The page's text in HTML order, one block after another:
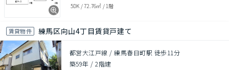
5DK /72.76㎡ / 1階
賃貸物件 練馬区向山4丁目賃貸戸建て
都営大江戸線 / 練馬春日町駅 徒歩11分
築59年 /2階建